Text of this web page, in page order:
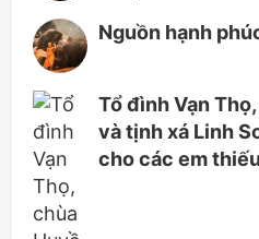
Nguồn hạnh
Tổ đình Vạn
và tịnh xá Linh
cho các em